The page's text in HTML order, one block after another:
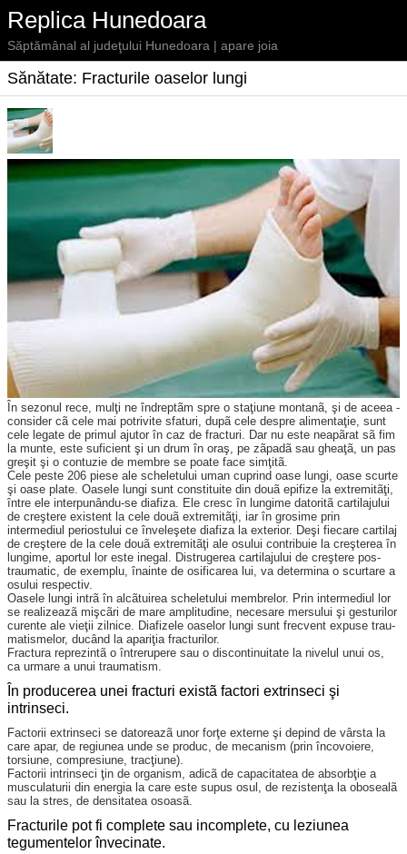
Replica Hunedoara
Săptămânal al judeţului Hunedoara | apare joia
Sănătate: Fracturile oaselor lungi
În sezonul rece, mulţi ne în­dreptãm spre o staţiune mon­tanã, şi de aceea ­
consider cã cele mai ­potrivite sfaturi, dupã cele despre alimentaţie, sunt
cele legate de primul ajutor în caz de fracturi. Dar nu este neapãrat sã fim
la munte, este suficient şi un drum în oraş, pe zãpadã sau gheaţã, un pas
greşit şi o contuzie de membre se poate face simţitã.
Cele peste 206 piese ale scheletului uman cuprind oase lungi, oase scurte
şi oase plate. Oasele lungi sunt constituite din douã ­epifize la extremitãţi,
între ele interpunându-se dia­fiza. Ele cresc în lungime datoritã cartilajului
de creştere ­existent la cele douã ­extremitãţi, iar în grosime prin
intermediul periostului ce înveleşete diafiza la ­exterior. Deşi fiecare cartilaj
de creştere de la cele douã extremitãţi ale osului ­contribuie la creşterea în
lungime, aportul lor este ­inegal. Distrugerea ­cartilajului de creştere pos­­­­­
trau­­matic, de exemplu, înain­­te de osificarea lui, va determina o scurtare a
­osului respectiv.
Oasele lungi intrã în al­­­­­­cã­tuirea scheletului mem­­­brelor. Prin intermediul lor
se rea­lizeazã mişcãri de mare am­plitudine, necesare mersului şi gesturilor
curente ale vieţii zilnice. Diafizele oaselor lungi sunt frecvent expuse trau­
ma­tismelor, ducând la apariţia fracturilor.
Fractura reprezintã o în­­­­tre­rupere sau o ­dis­continuitate la nivelul unui os,
ca urmare a unui ­traumatism.
În producerea unei fracturi existã factori extrinseci şi
intrinseci.
Factorii extrinseci se da­toreazã unor forţe externe şi depind de vârsta la
care apar, de regiunea unde se produc, de mecanism (prin încovoiere,
torsiune, ­compresiune, trac­ţiune).
Factorii intrinseci ţin de or­ganism, adicã de ­capacitatea de absorbţie a
musculaturii din energia la care este supus osul, de rezistenţa la obosealã
sau la stres, de densitatea osoasã.
Fracturile pot fi complete sau incomplete, cu leziunea
tegumentelor învecinate.